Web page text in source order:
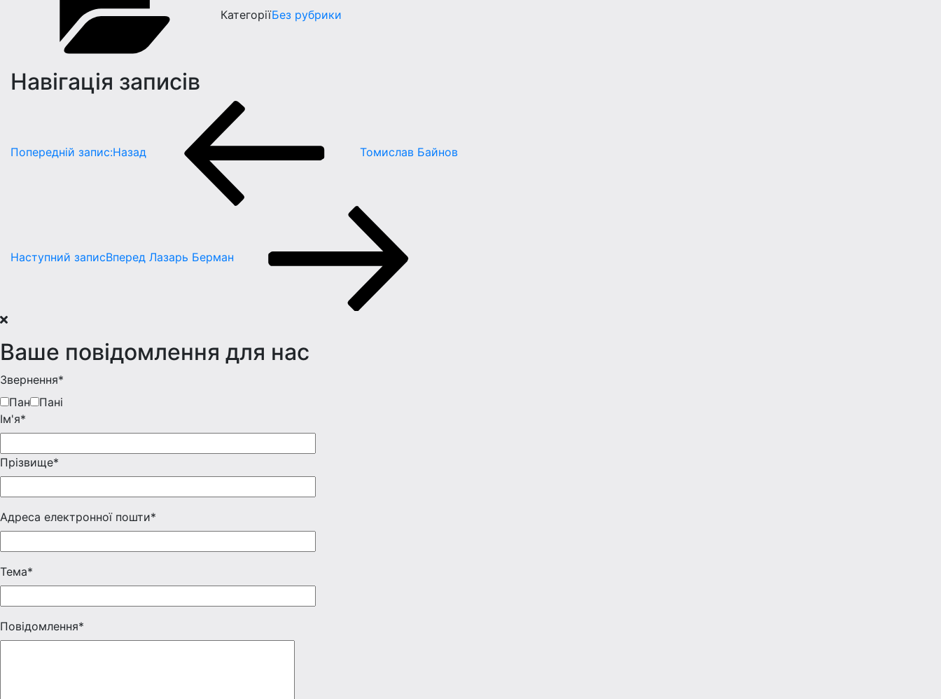
КатегоріїБез рубрики
Навігація записів
Попередній запис:Назад Томислав Байнов
Наступний записВперед Лазарь Берман
Ваше повідомлення для нас
Звернення*
Пан
Пані
Iм'я*
Прізвище*
Адреса електронної пошти*
Тема*
Повідомлення*